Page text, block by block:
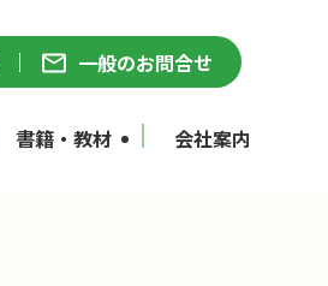
一般のお問合せ
書籍・教材 会社案内